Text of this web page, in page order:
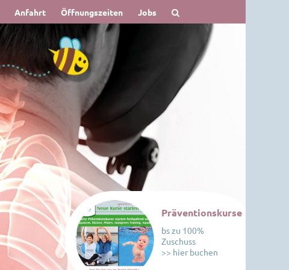
Anfahrt Öffnungszeiten Jobs
Präventionskurse
bs zu 100%
Zuschuss
>> hier buchen